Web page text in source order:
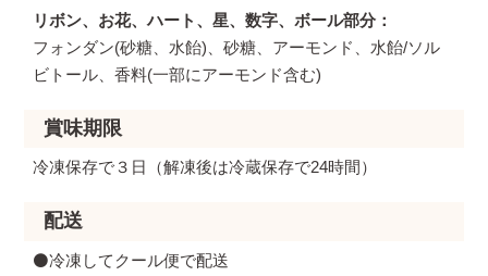
リボン、お花、ハート、星、数字、ボール部分
フォンダン(砂糖、水飴)、砂糖、アーモンド、水飴/ソル
ビトール、香料(一部にアーモンド含む)
賞味期限
冷凍保存で３日（解凍後は冷蔵保存で24時間）
配送
⚫️冷凍してクール便で配送